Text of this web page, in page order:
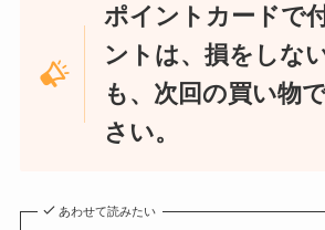
ポイントカードで
ントは、損をしな
も、次回の買い物
さい。
あわせて読みたい